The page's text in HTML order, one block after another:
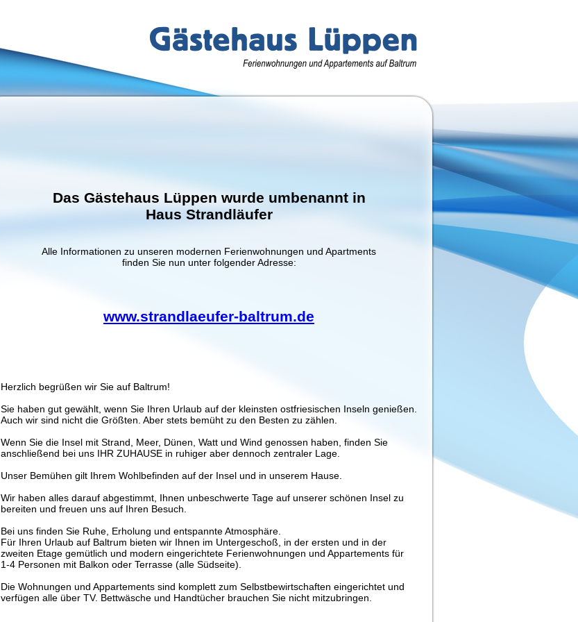
Das Gästehaus Lüppen wurde umbenannt in
Haus Strandläufer
Alle Informationen zu unseren modernen Ferienwohnungen und Apartments
finden Sie nun unter folgender Adresse:
www.strandlaeufer-baltrum.de
Herzlich begrüßen wir Sie auf Baltrum!
Sie haben gut gewählt, wenn Sie Ihren Urlaub auf der kleinsten ostfriesischen Inseln genießen.
Auch wir sind nicht die Größten. Aber stets bemüht zu den Besten zu zählen.
Wenn Sie die Insel mit Strand, Meer, Dünen, Watt und Wind genossen haben, finden Sie
anschließend bei uns IHR ZUHAUSE in ruhiger aber dennoch zentraler Lage.
Unser Bemühen gilt Ihrem Wohlbefinden auf der Insel und in unserem Hause.
Wir haben alles darauf abgestimmt, Ihnen unbeschwerte Tage auf unserer schönen Insel zu
bereiten und freuen uns auf Ihren Besuch.
Bei uns finden Sie Ruhe, Erholung und entspannte Atmosphäre.
Für Ihren Urlaub auf Baltrum bieten wir Ihnen im Untergeschoß, in der ersten und in der
zweiten Etage gemütlich und modern eingerichtete Ferienwohnungen und Appartements für
1-4 Personen mit Balkon oder Terrasse (alle Südseite).
Die Wohnungen und Appartements sind komplett zum Selbstbewirtschaften eingerichtet und
verfügen alle über TV. Bettwäsche und Handtücher brauchen Sie nicht mitzubringen.